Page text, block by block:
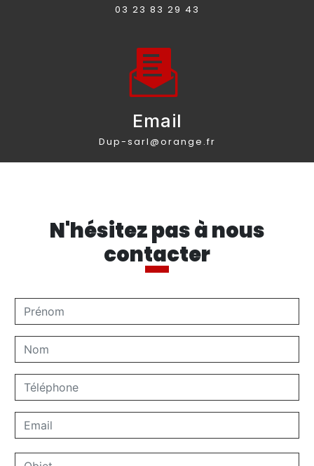
03 23 83 29 43
Email
dup-sarl@orange.fr
N'hésitez pas à nous
contacter